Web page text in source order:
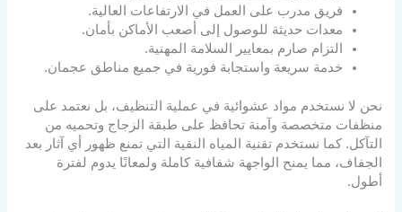
فريق مدرب على العمل في الارتفاعات العالية.
معدات حديثة للوصول إلى أصعب الأماكن بأمان.
التزام صارم بمعايير السلامة المهنية.
خدمة سريعة واستجابة فورية في جميع مناطق عجمان.
نحن لا نستخدم مواد عشوائية في عملية التنظيف، بل نعتمد على
منظفات متخصصة وآمنة تحافظ على طبقة الزجاج وتحميه من
التآكل. كما نستخدم تقنية المياه النقية التي تمنع ظهور أي آثار بعد
الجفاف، مما يمنح الواجهة شفافية كاملة ولمعانًا يدوم لفترة
أطول.